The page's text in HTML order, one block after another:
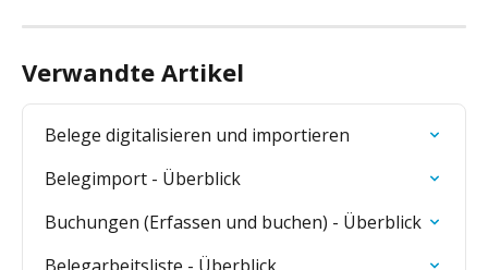
Verwandte Artikel
Belege digitalisieren und importieren
Belegimport - Überblick
Buchungen (Erfassen und buchen) - Überblick